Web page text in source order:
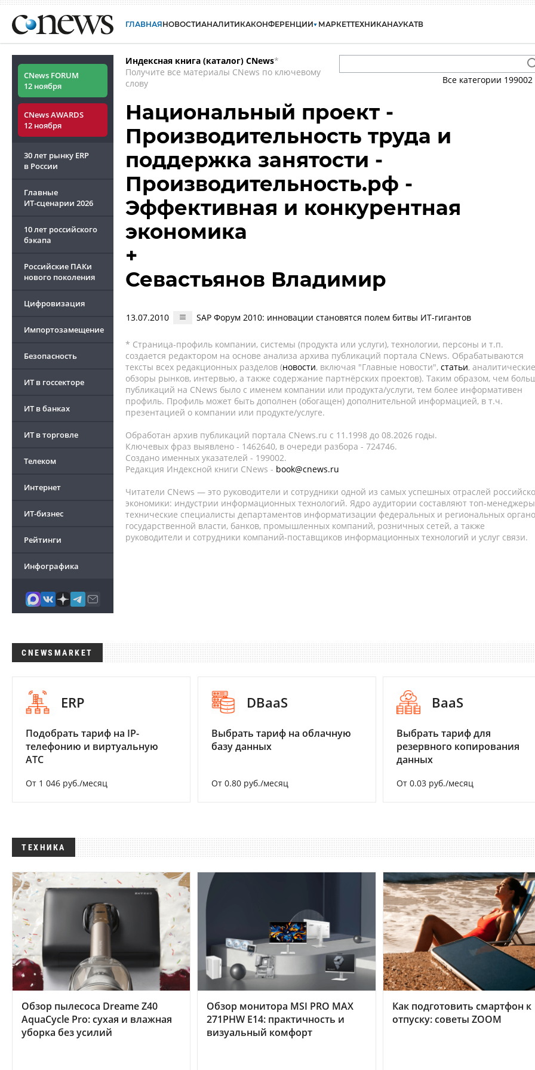
ГЛАВНАЯНОВОСТИАНАЛИТИКАКОНФЕРЕНЦИИ МАРКЕТТЕХНИКАНАУКАТВ
CNews FORUM
12 ноября
CNews AWARDS
12 ноября
30 лет рынку ERP
в России
Главные
ИТ-сценарии 2026
10 лет российского
бэкапа
Российские ПАКи
нового поколения
Цифровизация
Импортозамещение
Безопасность
ИТ в госсекторе
ИТ в банках
ИТ в торговле
Телеком
Интернет
ИТ-бизнес
Рейтинги
Инфографика
Индексная книга (каталог) CNews*
Получите все материалы CNews по ключевому
слову
Все категории 199002
Национальный проект -
Производительность труда и
поддержка занятости -
Производительность.рф -
Эффективная и конкурентная
экономика
+
Севастьянов Владимир
13.07.2010 SAP Форум 2010: инновации становятся полем битвы ИТ-гигантов
* Страница-профиль компании, системы (продукта или услуги), технологии, персоны и т.п.
создается редактором на основе анализа архива публикаций портала CNews. Обрабатываются
тексты всех редакционных разделов (новости, включая "Главные новости", статьи, аналитические
обзоры рынков, интервью, а также содержание партнёрских проектов). Таким образом, чем
публикаций на CNews было с именем компании или продукта/услуги, тем более информативен
профиль. Профиль может быть дополнен (обогащен) дополнительной информацией, в т.ч.
презентацией о компании или продукте/услуге.
Обработан архив публикаций портала CNews.ru c 11.1998 до 08.2026 годы.
Ключевых фраз выявлено - 1462640, в очереди разбора - 724746.
Создано именных указателей - 199002.
Редакция Индексной книги CNews - book@cnews.ru
Читатели CNews — это руководители и сотрудники одной из самых успешных отраслей
экономики: индустрии информационных технологий. Ядро аудитории составляют топ-
технические специалисты департаментов информатизации федеральных и региональных
государственной власти, банков, промышленных компаний, розничных сетей, а также
руководители и сотрудники компаний-поставщиков информационных технологий и услуг связи.
CNEWSMARKET
ERP
Подобрать тариф на IP-
телефонию и виртуальную
АТС
От 1 046 руб./месяц
DBaaS
Выбрать тариф на облачную
базу данных
От 0.80 руб./месяц
BaaS
Выбрать тариф для
резервного копирования
данных
От 0.03 руб./месяц
ТЕХНИКА
Обзор пылесоса Dreame Z40
AquaCycle Pro: сухая и влажная
уборка без усилий
Обзор монитора MSI PRO MAX
271PHW E14: практичность и
визуальный комфорт
Как подготовить смартфон к
отпуску: советы ZOOM